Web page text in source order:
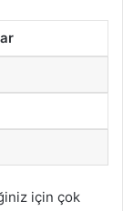
için çok